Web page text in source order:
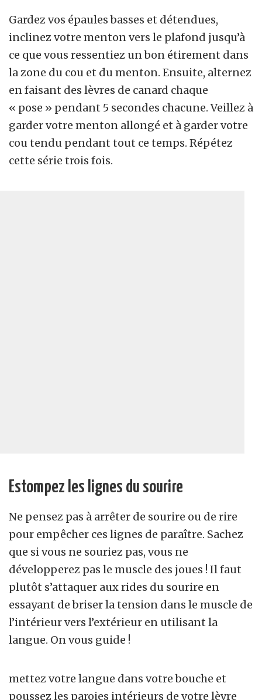
Gardez vos épaules basses et détendues,
inclinez votre menton vers le plafond jusqu’à
ce que vous ressentiez un bon étirement dans
la zone du cou et du menton. Ensuite, alternez
en faisant des lèvres de canard chaque
« pose » pendant 5 secondes chacune. Veillez à
garder votre menton allongé et à garder votre
cou tendu pendant tout ce temps. Répétez
cette série trois fois.
Estompez les lignes du sourire
Ne pensez pas à arrêter de sourire ou de rire
pour empêcher ces lignes de paraître. Sachez
que si vous ne souriez pas, vous ne
développerez pas le muscle des joues ! Il faut
plutôt s’attaquer aux rides du sourire en
essayant de briser la tension dans le muscle de
l’intérieur vers l’extérieur en utilisant la
langue. On vous guide !
mettez votre langue dans votre bouche et
poussez les paroies intérieurs de votre lèvre